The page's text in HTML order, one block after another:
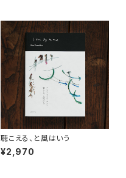
聴こえる、と風はいう
¥2,970